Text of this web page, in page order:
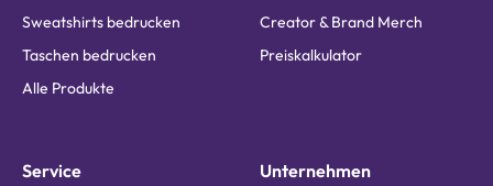
Sweatshirts bedrucken
Taschen bedrucken
Alle Produkte
Creator & Brand Merch
Preiskalkulator
Service Unternehmen